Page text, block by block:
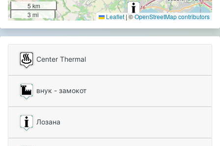
5 km
3 mi
Leaflet |©OpenStreetMap contributors
Center Thermal
внук - замокот
Лозана